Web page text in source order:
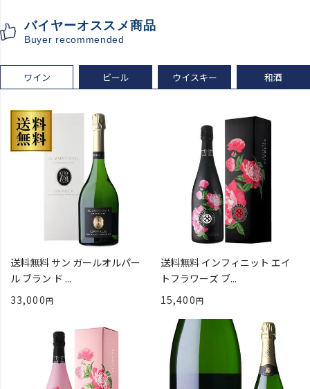
バイヤーオススメ商品
Buyer recommended
ワイン ビール ウイスキー 和酒
送料無料 サン ガールオルパー
ル ブラン ド ...
33,000
送料無料 インフィニット エイ
トフラワーズ ブ...
15,400